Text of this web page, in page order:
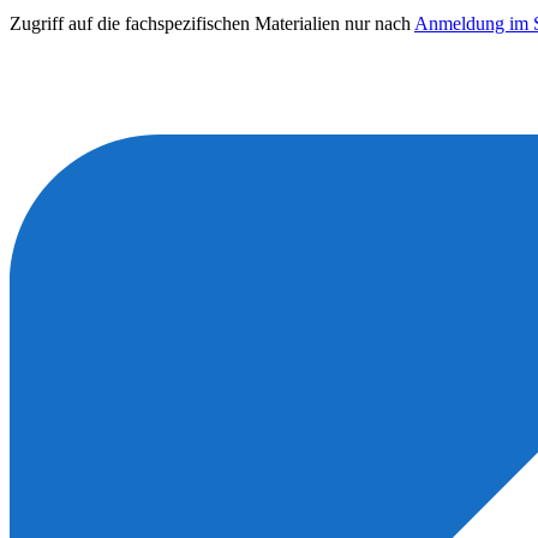
Zugriff auf die fachspezifischen Materialien nur nach Anmeldung im